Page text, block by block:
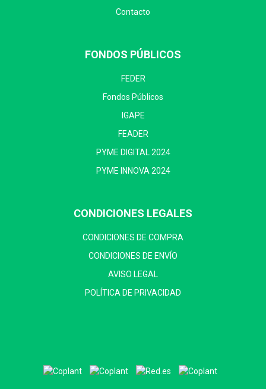
Contacto
FONDOS PÚBLICOS
FEDER
Fondos Públicos
IGAPE
FEADER
PYME DIGITAL 2024
PYME INNOVA 2024
CONDICIONES LEGALES
CONDICIONES DE COMPRA
CONDICIONES DE ENVÍO
AVISO LEGAL
POLÍTICA DE PRIVACIDAD